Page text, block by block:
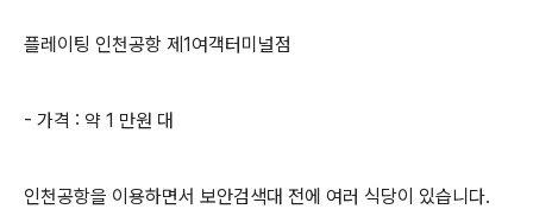
플레이팅 인천공항 제1여객터미널점
- 가격 : 약 1 만원 대
인천공항을 이용하면서 보안검색대 전에 여러 식당이 있습니다.